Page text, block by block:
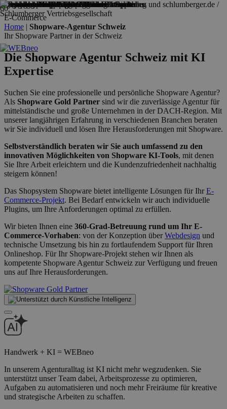
E-Commerce
Home | Shopware-Agentur Schweiz
Ihr Shopware Partner in der Schweiz
Die Shopware Agentur Schweiz mit KI
Expertise
Suchen Sie eine professionelle und persönliche Shopware Agentur?
Als Shopware Gold Partner sind wir die zuverlässige Agentur für
mittelständische und große Unternehmen in der DACH-Region. Mit
unserer langjährigen Erfahrung in verschiedenen Branchen beraten
wir Sie individuell und lösen Ihre Herausforderungen mit Shopware.
Selbstverständlich beraten wir Sie auch umfassend zu den
innovativen Möglichkeiten von Shopware KI-Tools, mit denen
Sie Ihre Arbeit erleichtern und die Kundenzufriedenheit nachhaltig
steigern können!
Das Shopsystem Shopware bietet intelligente Lösungen für IhrE-
Commerce-Projekt. Bei Bedarf entwickeln wir auch individuelle
Plugins, um Ihre Anforderungen optimal zu erfüllen.
Wir bieten Ihnen eine 360-Grad-Betreuung rund um Ihr E-
Commerce-Vorhaben: von der Konzeption überWebdesign und
technische Umsetzung bis hin zu fortlaufendem Support für Ihren
Onlineshop. Für Ihr Shopware-Projekt stehen wir Ihnen als
kompetente Shopware Agentur Schweiz zur Verfügung und freuen
uns auf Ihre Herausforderungen.
Handwerk + KI = WEBneo
In unserem Agenturalltag ist KI nicht mehr wegzudenken. Sie
unterstützt unser Team dabei, Arbeitsprozesse zu optimieren,
Aufgaben zu automatisieren und noch mehr Freiräume für kreative
und strategische Arbeiten zu schaffen.